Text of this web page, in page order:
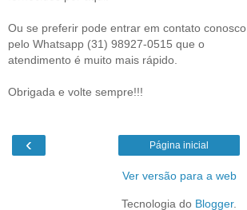
Ou se preferir pode entrar em contato conosco
pelo Whatsapp (31) 98927-0515 que o
atendimento é muito mais rápido.
Obrigada e volte sempre!!!
‹ Página inicial
Ver versão para a web
Tecnologia do Blogger.